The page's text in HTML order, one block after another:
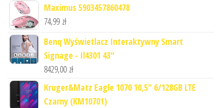
Maximus 5903457860478
74,99 zł
Benq Wyświetlacz Interaktywny Smart
Signage - Il4301 43"
8429,00 zł
Kruger&Matz Eagle 1070 10,5" 6/128GB LTE
Czarny (KM10701)